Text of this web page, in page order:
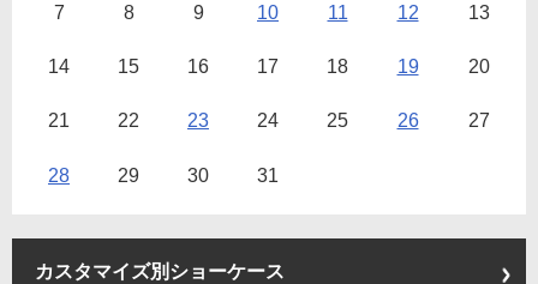
7 8 9 10 11 12 13
14 15 16 17 18 19 20
21 22 23 24 25 26 27
28 29 30 31
カスタマイズ別ショーケース